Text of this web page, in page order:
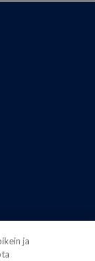
ja